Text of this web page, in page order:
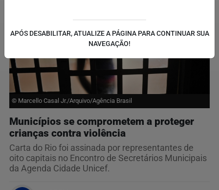
© Marcello Casal Jr./Arquivo/Agência Brasil
Municípios se comprometem a proteger
crianças contra violência
Carta do Rio foi assinada por representantes de
oito capitais no Encontro de Secretários Municipais
da Agenda Cidade Unicef.
APÓS DESABILITAR, ATUALIZE A PÁGINA PARA CONTINUAR SUA
NAVEGAÇÃO!